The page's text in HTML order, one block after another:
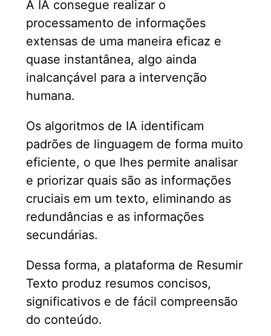
A IA consegue realizar o
processamento de informações
extensas de uma maneira eficaz e
quase instantânea, algo ainda
inalcançável para a intervenção
humana.
Os algoritmos de IA identificam
padrões de linguagem de forma muito
eficiente, o que lhes permite analisar
e priorizar quais são as informações
cruciais em um texto, eliminando as
redundâncias e as informações
secundárias.
Dessa forma, a plataforma de Resumir
Texto produz resumos concisos,
significativos e de fácil compreensão
do conteúdo.